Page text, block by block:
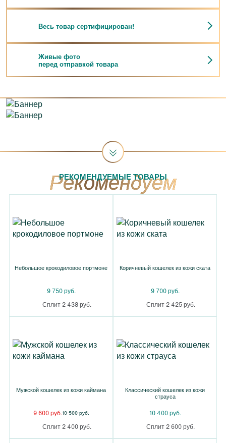
Весь товар сертифицирован!
Живые фото
перед отправкой товара
РЕКОМЕНДУЕМЫЕ ТОВАРЫ
Небольшое крокодиловое портмоне
9 750 руб.
Сплит 2 438 руб.
Коричневый кошелек из кожи ската
9 700 руб.
Сплит 2 425 руб.
Мужской кошелек из кожи каймана
9 600 руб.10 500 руб.
Сплит 2 400 руб.
Классический кошелек из кожи
страуса
10 400 руб.
Сплит 2 600 руб.